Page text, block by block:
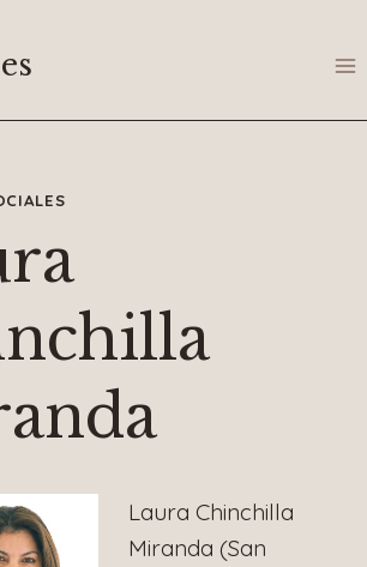
Laura Chinchilla
Miranda (San